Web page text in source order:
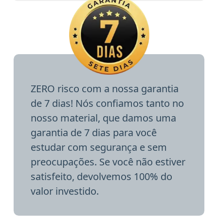
ZERO risco com a nossa garantia
de 7 dias! Nós confiamos tanto no
nosso material, que damos uma
garantia de 7 dias para você
estudar com segurança e sem
preocupações. Se você não estiver
satisfeito, devolvemos 100% do
valor investido.